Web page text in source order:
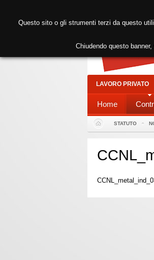
LAVORO PRIVATO
Home
STATUTO
Questo sito o gli strumenti terzi da questo
Chiudendo questo